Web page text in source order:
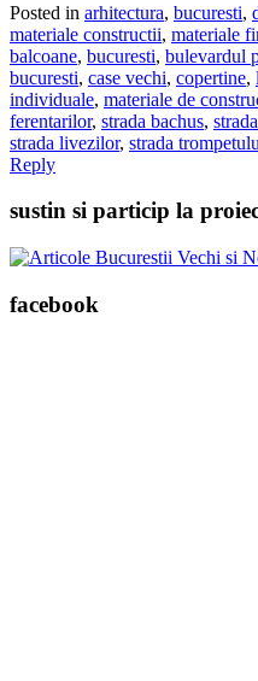
Posted in arhitectura, bucuresti,
materiale constructii, materiale
balcoane, bucuresti, bulevardul
bucuresti, case vechi, copertine,
individuale, materiale de
ferentarilor, strada bachus,
strada livezilor, strada
Reply
sustin si particip la
facebook